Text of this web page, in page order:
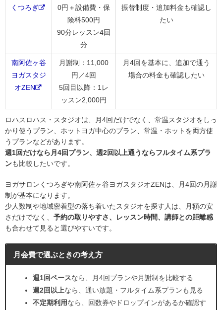
くつろぎ
0円＋設備費・保
険料500円
90分レッスン4回
分
振替制度・追加料金も確認し
たい
南阿佐ヶ谷
ヨガスタジ
オZEN
月謝制：11,000
円／4回
5回目以降：1レ
ッスン2,000円
月4回を基本に、追加で通う
場合の料金も確認したい
ロハスロハス・スタジオは、月4回だけでなく、常温スタジオをしっ
かり使うプラン、ホットヨガ中心のプラン、常温・ホットを両方使
うプランなどがあります。
週1回だけなら月4回プラン、週2回以上通うならフルタイム系プラ
ンも比較したいです。
ヨガサロンくつろぎや南阿佐ヶ谷ヨガスタジオZENは、月4回の月謝
制が基本になります。
少人数制や地域密着型の落ち着いたスタジオを探す人は、月額の安
さだけでなく、 予約の取りやすさ、レッスン時間、講師との距離感
も合わせて見ると選びやすいです。
月会費で選ぶときの考え方
週1回ペースなら、月4回プランや月謝制を比較する
週2回以上なら、通い放題・フルタイム系プランも見る
不定期利用なら、回数券やドロップインがあるか確認す